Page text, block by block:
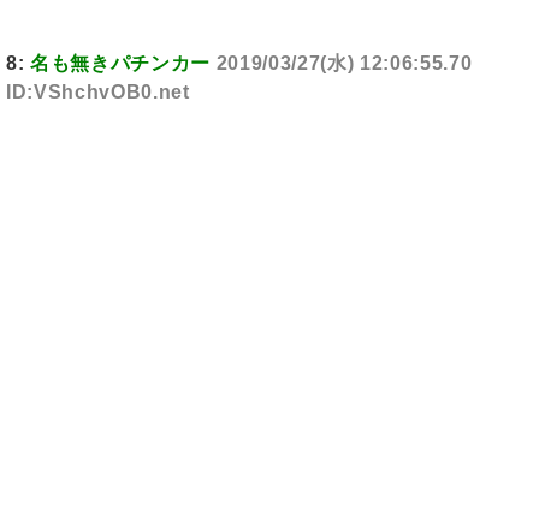
8: 名も無きパチンカー 2019/03/27(水) 12:06:55.70
ID:VShchvOB0.net